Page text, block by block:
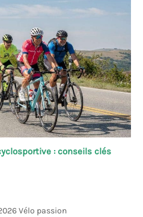
: conseils clés
Vélo passion